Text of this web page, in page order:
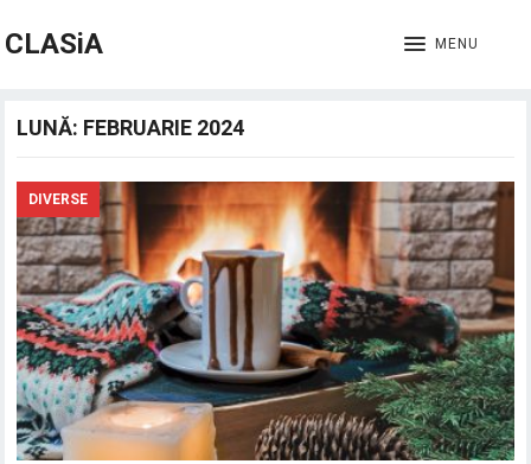
CLASiA MENU
LUNĂ: FEBRUARIE 2024
DIVERSE